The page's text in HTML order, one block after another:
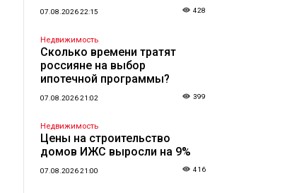
07.08.2026 22:15 428
Недвижимость
Сколько времени тратят
россияне на выбор
ипотечной программы?
07.08.2026 21:02 399
Недвижимость
Цены на строительство
домов ИЖС выросли на 9%
07.08.2026 21:00 416